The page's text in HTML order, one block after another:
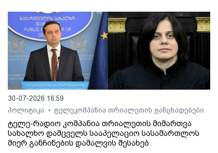
30-07-2026 16:59
პოლიტიკა
• ტელეკომპანია თრიალეთის განცხადებები
ტელე-რადიო კომპანია თრიალეთის მიმართვა
სახალხო დამცველს სააპელაციო სასამართლოს
მიერ განჩინების დამალვის შესახებ